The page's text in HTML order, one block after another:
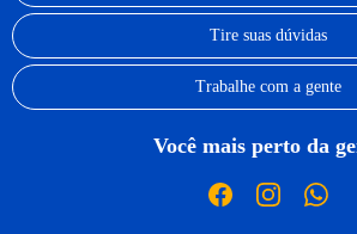
Tire suas dúvidas
Trabalhe com a gente
Você mais perto da